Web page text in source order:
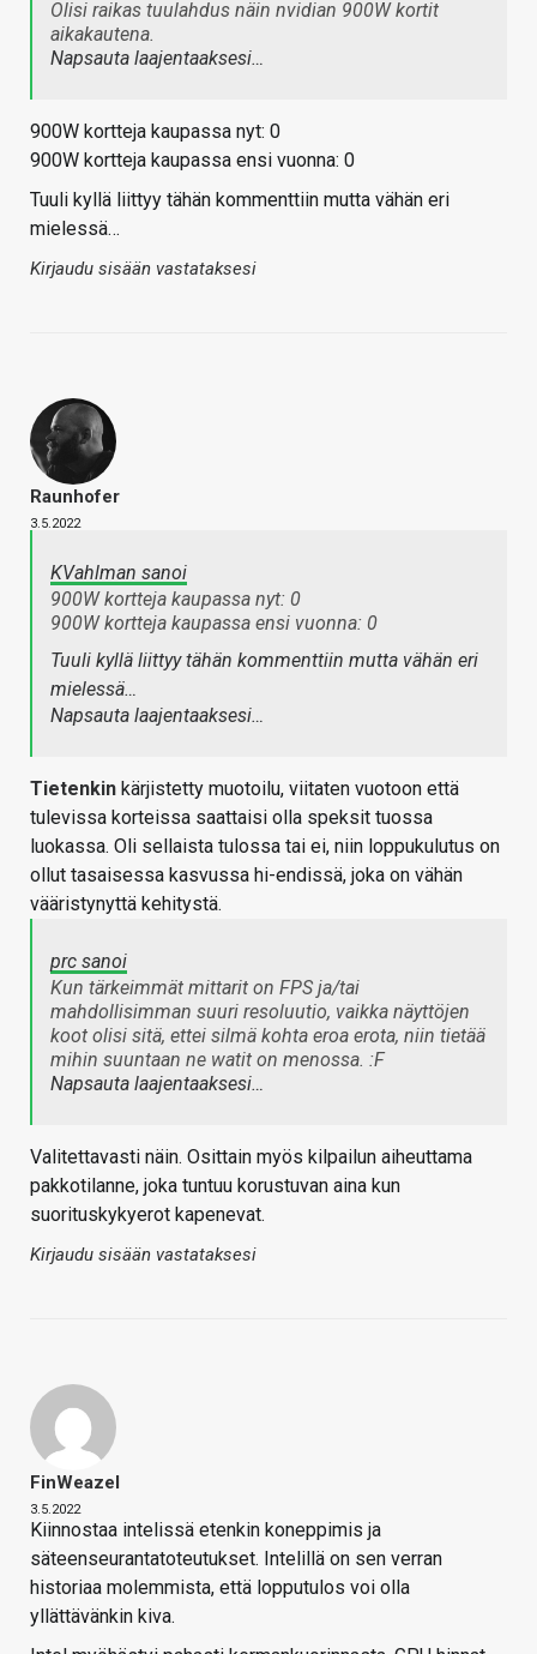
Olisi raikas tuulahdus näin nvidian 900W kortit
aikakautena.
Napsauta laajentaaksesi…
900W kortteja kaupassa nyt: 0
900W kortteja kaupassa ensi vuonna: 0
Tuuli kyllä liittyy tähän kommenttiin mutta vähän eri
mielessä…
Kirjaudu sisään vastataksesi
Raunhofer
3.5.2022
KVahlman sanoi
900W kortteja kaupassa nyt: 0
900W kortteja kaupassa ensi vuonna: 0
Tuuli kyllä liittyy tähän kommenttiin mutta vähän eri
mielessä…
Napsauta laajentaaksesi…
Tietenkin kärjistetty muotoilu, viitaten vuotoon että
tulevissa korteissa saattaisi olla speksit tuossa
luokassa. Oli sellaista tulossa tai ei, niin loppukulutus on
ollut tasaisessa kasvussa hi-endissä, joka on vähän
vääristynyttä kehitystä.
prc sanoi
Kun tärkeimmät mittarit on FPS ja/tai
mahdollisimman suuri resoluutio, vaikka näyttöjen
koot olisi sitä, ettei silmä kohta eroa erota, niin tietää
mihin suuntaan ne watit on menossa. :F
Napsauta laajentaaksesi…
Valitettavasti näin. Osittain myös kilpailun aiheuttama
pakkotilanne, joka tuntuu korustuvan aina kun
suorituskykyerot kapenevat.
Kirjaudu sisään vastataksesi
FinWeazel
3.5.2022
Kiinnostaa intelissä etenkin koneppimis ja
säteenseurantatoteutukset. Intelillä on sen verran
historiaa molemmista, että lopputulos voi olla
yllättävänkin kiva.